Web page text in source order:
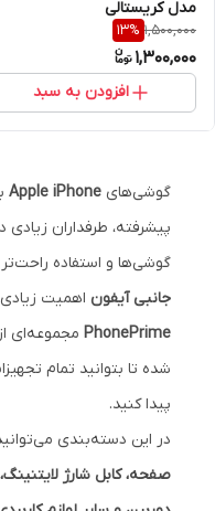
مدل کریستالی
1,500,000
13%
1,300,000
افزودن به سبد
گوشی‌های Apple iPhone
پیشرفته، طرفداران زیادی
گوشی‌ها و استفاده راحت‌تر
جانبی آیفون اهمیت
PhonePrime مجموعه‌ای
شده تا بتوانید تمام
پیدا کنید.
در این دسته‌بندی
صفحه، کابل شارژ